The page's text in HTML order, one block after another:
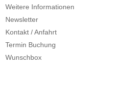
Weitere Informationen
Newsletter
Kontakt / Anfahrt
Termin Buchung
Wunschbox